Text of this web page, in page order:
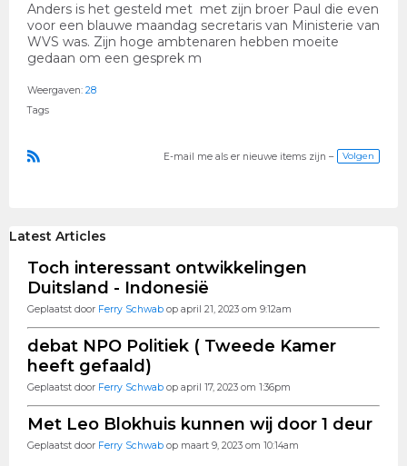
Anders is het gesteld met met zijn broer Paul die even
voor een blauwe maandag secretaris van Ministerie van
WVS was. Zijn hoge ambtenaren hebben moeite
gedaan om een gesprek m
Weergaven: 28
Tags
E-mail me als er nieuwe items zijn – Volgen
Latest Articles
Toch interessant ontwikkelingen
Duitsland - Indonesië
Geplaatst door Ferry Schwab op april 21, 2023 om 9:12am
debat NPO Politiek ( Tweede Kamer
heeft gefaald)
Geplaatst door Ferry Schwab op april 17, 2023 om 1:36pm
Met Leo Blokhuis kunnen wij door 1 deur
Geplaatst door Ferry Schwab op maart 9, 2023 om 10:14am